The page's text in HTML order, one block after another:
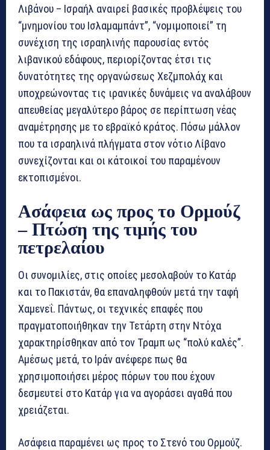
Λιβάνου – Ισραήλ αναιρεί βασικές προβλέψεις του
“μνημονίου του Ισλαμαμπάντ”, “νομιμοποιεί” τη
συνέχιση της ισραηλινής παρουσίας εντός
λιβανικού εδάφους, περιορίζοντας έτσι τις
δυνατότητες της οργανώσεως Χεζμπολάχ και
υποχρεώνοντας τις ιρανικές δυνάμεις να αναλάβουν
απευθείας μεγαλύτερο βάρος σε περίπτωση νέας
αναμέτρησης με το εβραϊκό κράτος. Πόσω μάλλον
που τα ισραηλινά πλήγματα στον νότιο Λίβανο
συνεχίζονται και οι κάτοικοί του παραμένουν
εκτοπισμένοι.
Ασάφεια ως προς το Ορμούζ
– Πτώση της τιμής του
πετρελαίου
Οι συνομιλίες, στις οποίες μεσολαβούν το Κατάρ
και το Πακιστάν, θα επαναληφθούν μετά την ταφή
Χαμενεΐ. Πάντως, οι τεχνικές επαφές που
πραγματοποιήθηκαν την Τετάρτη στην Ντόχα
χαρακτηρίσθηκαν από τον Τραμπ ως “πολύ καλές”.
Αμέσως μετά, το Ιράν ανέφερε πως θα
χρησιμοποιήσει μέρος πόρων του που έχουν
δεσμευτεί στο Κατάρ για να αγοράσει αγαθά που
χρειάζεται.
Ασάφεια παραμένει ως προς το Στενό του Ορμούζ.